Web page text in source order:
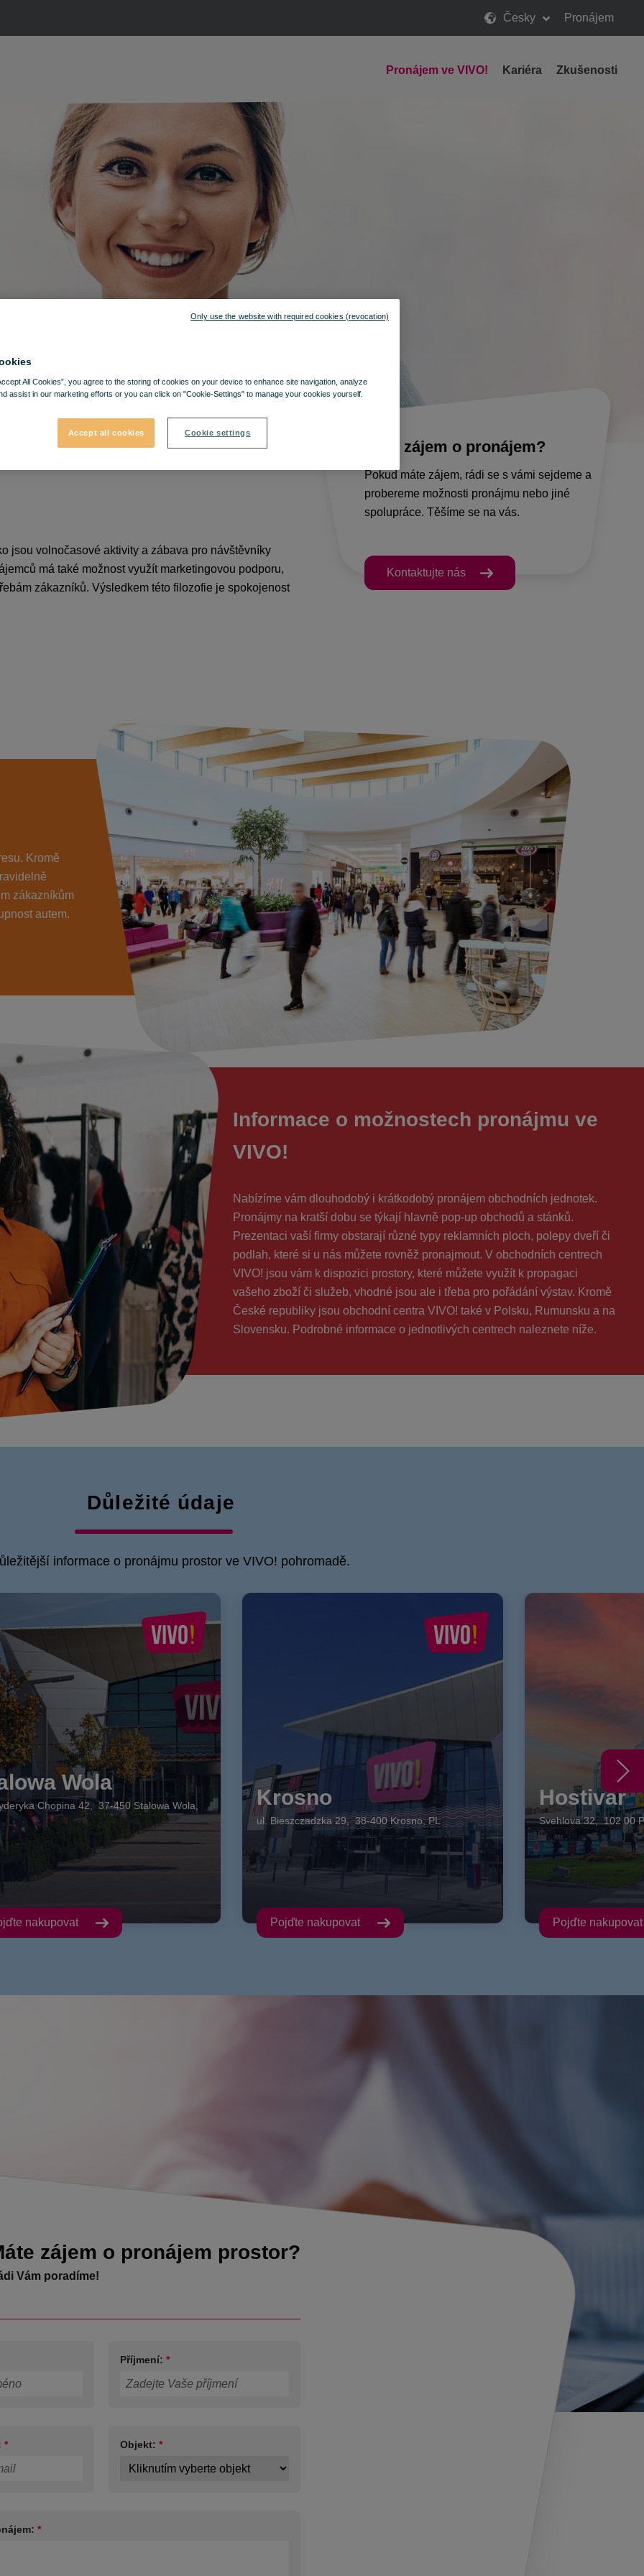
Česky Pronájem
Pronájem ve VIVO! Kariéra Zkušenosti
jsou volnočasové aktivity a zábava pro návštěvníky
má také možnost využít marketingovou podporu,
zákazníků. Výsledkem této filozofie je spokojenost
Máte zájem o pronájem?
Pokud máte zájem, rádi se s vámi sejdeme a
probereme možnosti pronájmu nebo jiné
spolupráce. Těšíme se na vás.
Kontaktujte nás
Kromě
zákazníkům
autem.
Informace o možnostech pronájmu ve
VIVO!
Nabízíme vám dlouhodobý i krátkodobý pronájem obchodních jednotek.
Pronájmy na kratší dobu se týkají hlavně pop-up obchodů a stánků.
Prezentaci vaší firmy obstarají různé typy reklamních ploch, polepy dveří či
podlah, které si u nás můžete rovněž pronajmout. V obchodních centrech
VIVO! jsou vám k dispozici prostory, které můžete využít k propagaci
vašeho zboží či služeb, vhodné jsou ale i třeba pro pořádání výstav. Kromě
České republiky jsou obchodní centra VIVO! také v Polsku, Rumunsku a na
Slovensku. Podrobné informace o jednotlivých centrech naleznete níže.
Důležité údaje
informace o pronájmu prostor ve VIVO! pohromadě.
Wola
Chopina 42, 37-450 Stalowa Wola
nakupovat
Krosno
ul. Bieszczadzka 29,38-400 Krosno,PL
Pojďte nakupovat
Hostivař
Svehlova 32,102 00
Pojďte
zájem o pronájem prostor?
Vám poradíme!
Příjmení: *
* Objekt: *
*
All Cookies”, you agree to the storing of cookies on your device to enhance site navigation, analyze
assist in our marketing efforts or you can click on "Cookie-Settings" to manage your cookies yourself.
Accept all cookies Cookie settings
Only use the website with required cookies (revocation)